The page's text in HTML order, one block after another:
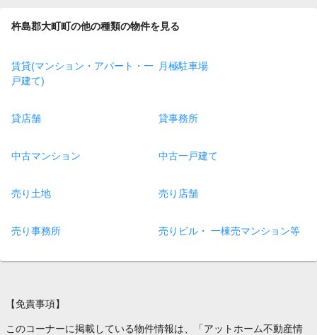
杵島郡大町町の他の種類の物件を見る
賃貸(マンション・アパート・一
戸建て)
月極駐車場
貸店舗 貸事務所
中古マンション 中古一戸建て
売り土地 売り店舗
売り事務所 売りビル・ 一棟売マンション等
【免責事項】
このコーナーに掲載している物件情報は、「アットホーム不動産情